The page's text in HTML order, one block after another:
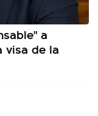
a
visa de la